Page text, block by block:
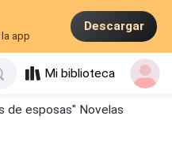
app
Descargar
Mi biblioteca
de esposas" Novelas